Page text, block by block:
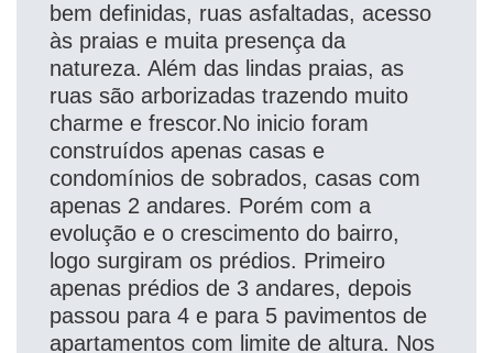
bem definidas, ruas asfaltadas, acesso
às praias e muita presença da
natureza. Além das lindas praias, as
ruas são arborizadas trazendo muito
charme e frescor.No inicio foram
construídos apenas casas e
condomínios de sobrados, casas com
apenas 2 andares. Porém com a
evolução e o crescimento do bairro,
logo surgiram os prédios. Primeiro
apenas prédios de 3 andares, depois
passou para 4 e para 5 pavimentos de
apartamentos com limite de altura. Nos